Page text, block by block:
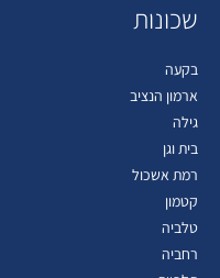
שכונות
בקעה
ארמון הנציב
גילה
בית וגן
רמת אשכול
קטמון
טלביה
רחביה